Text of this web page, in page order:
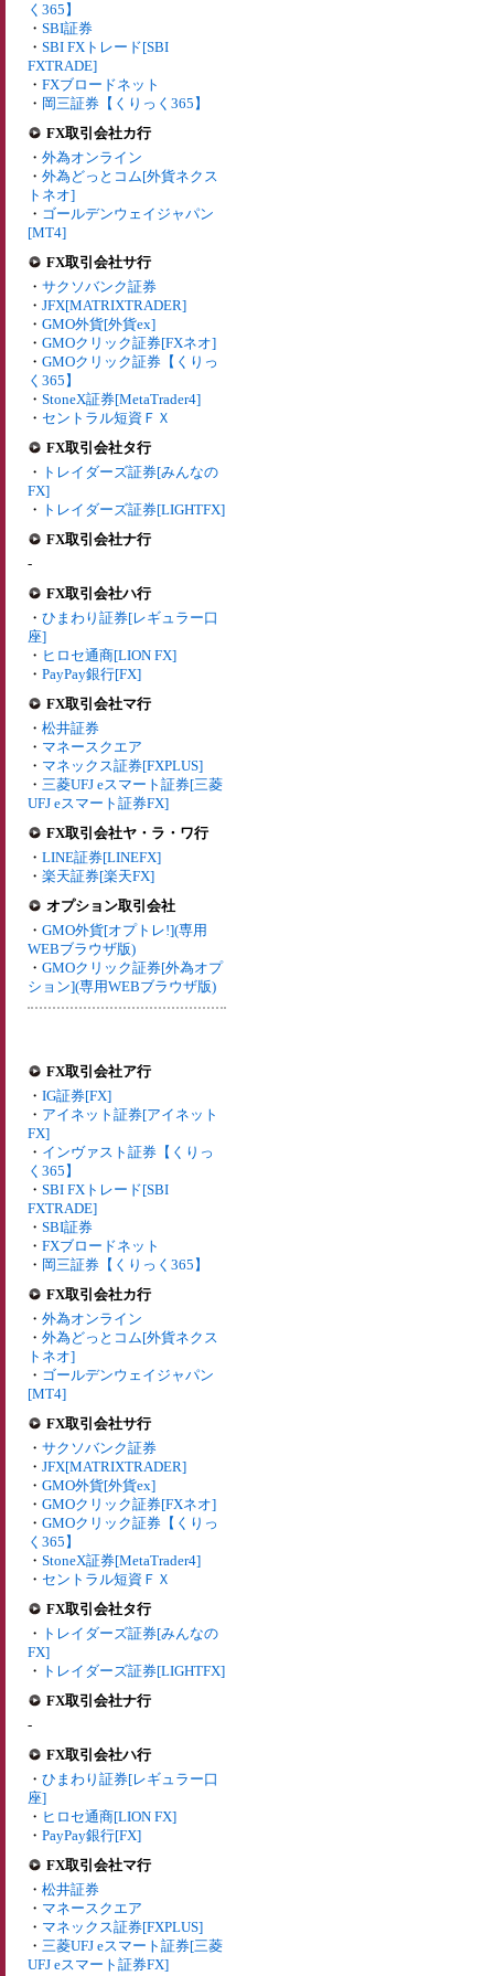
く365】
・ SBI証券
・ SBI FXトレード[SBI
FXTRADE]
・ FXブロードネット
・ 岡三証券【くりっく365】
FX取引会社カ行
・ 外為オンライン
・ 外為どっとコム[外貨ネクス
トネオ]
・ ゴールデンウェイジャパン
[MT4]
FX取引会社サ行
・ サクソバンク証券
・ JFX[MATRIXTRADER]
・ GMO外貨[外貨ex]
・ GMOクリック証券[FXネオ]
・ GMOクリック証券【くりっ
く365】
・ StoneX証券[MetaTrader4]
・ セントラル短資ＦＸ
FX取引会社タ行
・ トレイダーズ証券[みんなの
FX]
・ トレイダーズ証券[LIGHTFX]
FX取引会社ナ行
-
FX取引会社ハ行
・ ひまわり証券[レギュラー口
座]
・ ヒロセ通商[LION FX]
・ PayPay銀行[FX]
FX取引会社マ行
・ 松井証券
・ マネースクエア
・ マネックス証券[FXPLUS]
・ 三菱UFJ eスマート証券[三菱
UFJ eスマート証券FX]
FX取引会社ヤ・ラ・ワ行
・ LINE証券[LINEFX]
・ 楽天証券[楽天FX]
オプション取引会社
・ GMO外貨[オプトレ!](専用
WEBブラウザ版)
・ GMOクリック証券[外為オプ
ション](専用WEBブラウザ版)
FX取引会社ア行
・ IG証券[FX]
・ アイネット証券[アイネット
FX]
・ インヴァスト証券【くりっ
く365】
・ SBI FXトレード[SBI
FXTRADE]
・ SBI証券
・ FXブロードネット
・ 岡三証券【くりっく365】
FX取引会社カ行
・ 外為オンライン
・ 外為どっとコム[外貨ネクス
トネオ]
・ ゴールデンウェイジャパン
[MT4]
FX取引会社サ行
・ サクソバンク証券
・ JFX[MATRIXTRADER]
・ GMO外貨[外貨ex]
・ GMOクリック証券[FXネオ]
・ GMOクリック証券【くりっ
く365】
・ StoneX証券[MetaTrader4]
・ セントラル短資ＦＸ
FX取引会社タ行
・ トレイダーズ証券[みんなの
FX]
・ トレイダーズ証券[LIGHTFX]
FX取引会社ナ行
-
FX取引会社ハ行
・ ひまわり証券[レギュラー口
座]
・ ヒロセ通商[LION FX]
・ PayPay銀行[FX]
FX取引会社マ行
・ 松井証券
・ マネースクエア
・ マネックス証券[FXPLUS]
・ 三菱UFJ eスマート証券[三菱
UFJ eスマート証券FX]